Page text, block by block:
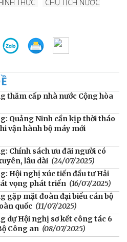
THỨC
CHỦ TỊCH NƯỚC
thăm cấp nhà nước Cộng hòa
Quảng Ninh cần kịp thời tháo
vận hành bộ máy mới
Chính sách ưu đãi người có
lâu dài (24/07/2025)
Hội nghị xúc tiến đầu tư Hải
vọng phát triển (16/07/2025)
gặp mặt đoàn đại biểu cán bộ
quốc (11/07/2025)
dự Hội nghị sơ kết công tác 6
Công an (08/07/2025)